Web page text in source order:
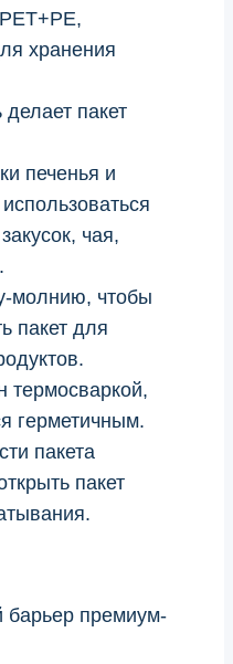
хранения
пакет
печенья и
чая,
молнию, чтобы
пакет для
термосваркой,
герметичным.
пакета
пакет
барьер премиум-